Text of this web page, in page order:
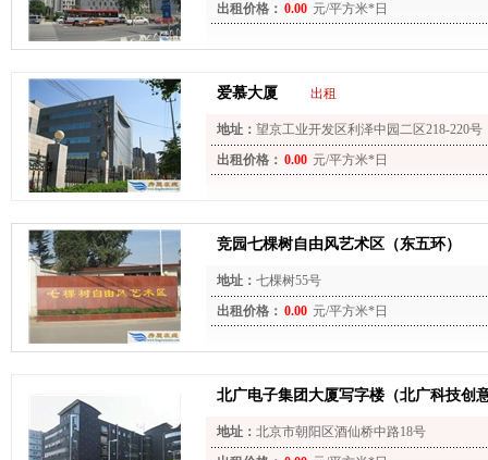
出租价格： 0.00 元/平方米*日
爱慕大厦 出租
地址： 望京工业开发区利泽中园二区218-220号
出租价格： 0.00 元/平方米*日
竞园七棵树自由风艺术区（东五环）
地址： 七棵树55号
出租价格： 0.00 元/平方米*日
北广电子集团大厦写字楼（北广科技创
地址： 北京市朝阳区酒仙桥中路18号